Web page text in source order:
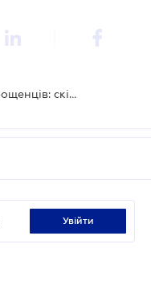
Первинні документи для ФОП-спрощенців: скільки потрібно зберігати
увійти